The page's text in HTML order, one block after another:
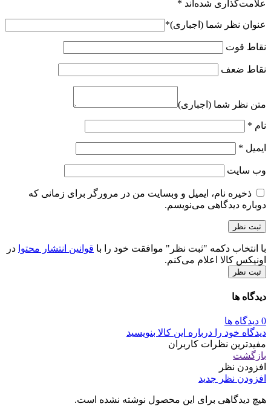
علامت‌گذاری شده‌اند *
عنوان نظر شما (اجباری)*
نقاط قوت
نقاط ضعف
متن نظر شما (اجباری)
نام *
ایمیل *
وب‌ سایت
ذخیره نام، ایمیل و وبسایت من در مرورگر برای زمانی که
دوباره دیدگاهی می‌نویسم.
با انتخاب دکمه "ثبت نظر" موافقت خود را با قوانین انتشار محتوا در
اونیکس کالا اعلام می‌کنم.
ثبت نظر
دیدگاه ها
0 دیدگاه ها
دیدگاه خود را درباره این کالا بنویسید
مفیدترین نظرات کاربران
بازگشت
افزودن نظر
افزودن نظر جدید
هیچ دیدگاهی برای این محصول نوشته نشده است.